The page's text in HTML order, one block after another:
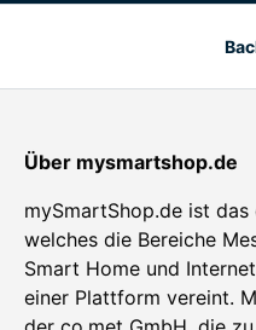
Über mysmartshop.de
mySmartShop.de ist
welches die Bereiche
Smart Home und
einer Plattform vereint.